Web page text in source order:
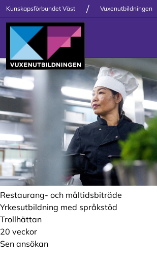
Kunskapsförbundet Väst / Vuxenutbildningen
Restaurang- och måltidsbiträde
Yrkesutbildning med språkstöd
Trollhättan
20 veckor
Sen ansökan